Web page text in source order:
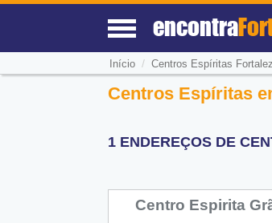
encontra
Início / Centros Espíritas
Centros Espíritas
1 ENDEREÇOS DE
Centro Espirita